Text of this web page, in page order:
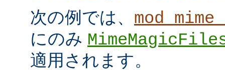
次の例では、
にのみ
適用されます。